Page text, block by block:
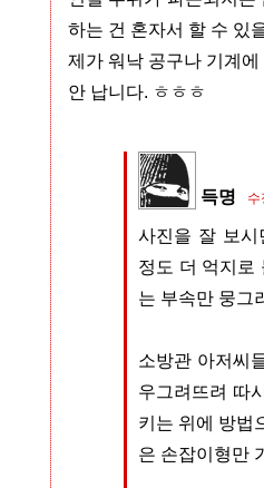
하는 건 혼자서 할 수 있
제가 워낙 공구나 기계
안 납니다. ㅎㅎㅎ
득명 수
사진을 잘 보시
정도 더 억지로
는 부속만 뭉그
소방관 아저씨
우그려뜨려 따
키는 위에 방법
은 손잡이형만